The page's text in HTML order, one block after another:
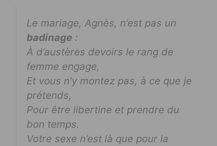
Le mariage, Agnès, n’est pas un
badinage :
À d’austères devoirs le rang de
femme engage,
Et vous n’y montez pas, à ce que je
prétends,
Pour être libertine et prendre du
bon temps.
Votre sexe n’est là que pour la